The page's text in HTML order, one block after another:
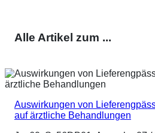
Alle Artikel zum ...
Auswirkungen von
auf ärztliche Behandlungen